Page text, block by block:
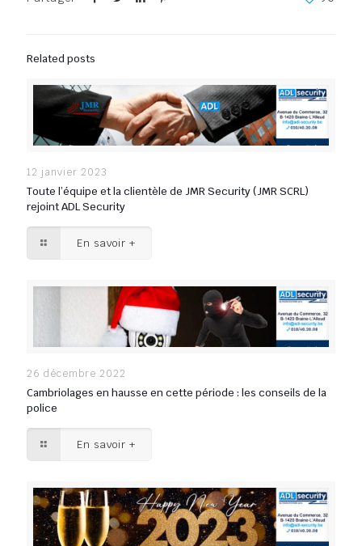
Related posts
12 janvier 2023
Toute l’équipe et la clientèle de JMR Security (JMR SCRL)
rejoint ADL Security
En savoir +
26 décembre 2022
Cambriolages en hausse en cette période : les conseils de la
police
En savoir +